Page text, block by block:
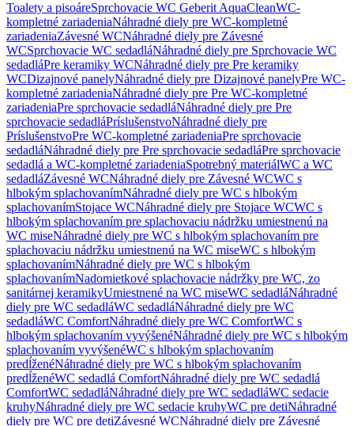
Toalety a pisoáreSprchovacie WC Geberit AquaCleanWC-
kompletné zariadeniaNáhradné diely pre WC-kompletné
zariadeniaZávesné WCNáhradné diely pre Závesné
WCSprchovacie WC sedadláNáhradné diely pre Sprchovacie WC
sedadláPre keramiky WCNáhradné diely pre Pre keramiky
WCDizajnové panelyNáhradné diely pre Dizajnové panelyPre WC-
kompletné zariadeniaNáhradné diely pre Pre WC-kompletné
zariadeniaPre sprchovacie sedadláNáhradné diely pre Pre
sprchovacie sedadláPríslušenstvoNáhradné diely pre
PríslušenstvoPre WC-kompletné zariadeniaPre sprchovacie
sedadláNáhradné diely pre Pre sprchovacie sedadláPre sprchovacie
sedadlá a WC-kompletné zariadeniaSpotrebný materiálWC a WC
sedadláZávesné WCNáhradné diely pre Závesné WCWC s
hlbokým splachovanímNáhradné diely pre WC s hlbokým
splachovanímStojace WCNáhradné diely pre Stojace WCWC s
hlbokým splachovaním pre splachovaciu nádržku umiestnenú na
WC miseNáhradné diely pre WC s hlbokým splachovaním pre
splachovaciu nádržku umiestnenú na WC miseWC s hlbokým
splachovanímNáhradné diely pre WC s hlbokým
splachovanímNadomietkové splachovacie nádržky pre WC, zo
sanitárnej keramikyUmiestnené na WC miseWC sedadláNáhradné
diely pre WC sedadláWC sedadláNáhradné diely pre WC
sedadláWC ComfortNáhradné diely pre WC ComfortWC s
hlbokým splachovaním vyvýšenéNáhradné diely pre WC s hlbokým
splachovaním vyvýšenéWC s hlbokým splachovaním
predĺženéNáhradné diely pre WC s hlbokým splachovaním
predĺženéWC sedadlá ComfortNáhradné diely pre WC sedadlá
ComfortWC sedadláNáhradné diely pre WC sedadláWC sedacie
kruhyNáhradné diely pre WC sedacie kruhyWC pre detiNáhradné
diely pre WC pre detiZávesné WCNáhradné diely pre Závesné